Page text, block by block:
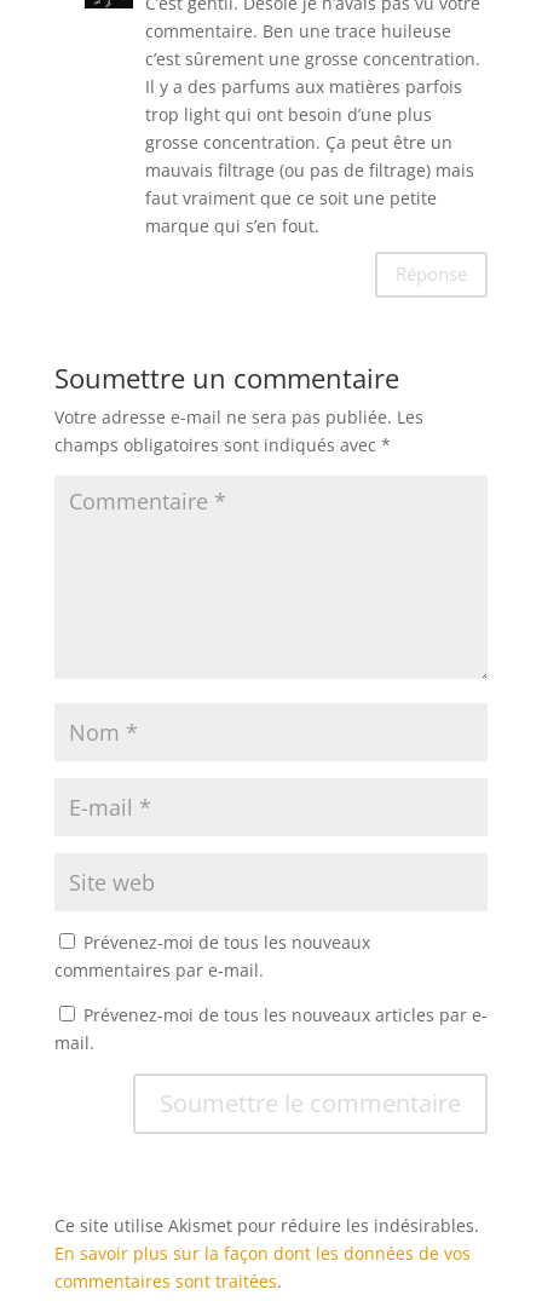
commentaire. Ben une trace huileuse
c’est sûrement une grosse concentration.
Il y a des parfums aux matières parfois
trop light qui ont besoin d’une plus
grosse concentration. Ça peut être un
mauvais filtrage (ou pas de filtrage) mais
faut vraiment que ce soit une petite
marque qui s’en fout.
Réponse
Soumettre un commentaire
Votre adresse e-mail ne sera pas publiée. Les
champs obligatoires sont indiqués avec *
Prévenez-moi de tous les nouveaux
commentaires par e-mail.
Prévenez-moi de tous les nouveaux articles par e-
mail.
Soumettre le commentaire
Ce site utilise Akismet pour réduire les indésirables.
En savoir plus sur la façon dont les données de vos
commentaires sont traitées.